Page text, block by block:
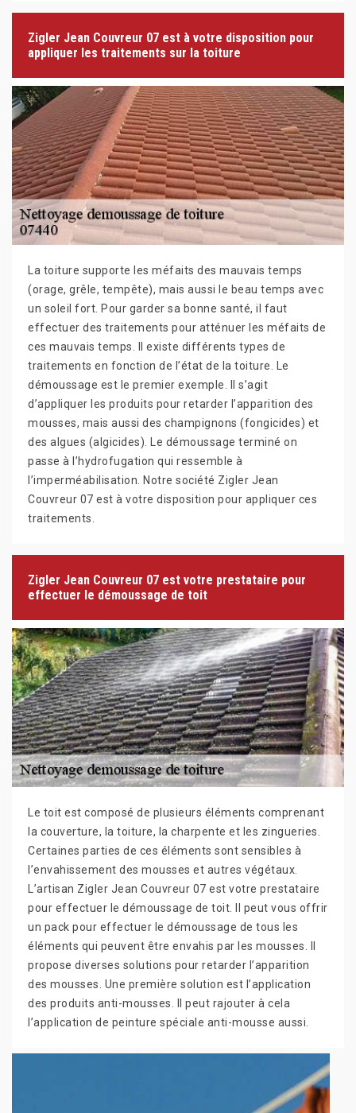
Zigler Jean Couvreur 07 est à votre disposition pour
appliquer les traitements sur la toiture
La toiture supporte les méfaits des mauvais temps
(orage, grêle, tempête), mais aussi le beau temps avec
un soleil fort. Pour garder sa bonne santé, il faut
effectuer des traitements pour atténuer les méfaits de
ces mauvais temps. Il existe différents types de
traitements en fonction de l’état de la toiture. Le
démoussage est le premier exemple. Il s’agit
d’appliquer les produits pour retarder l’apparition des
mousses, mais aussi des champignons (fongicides) et
des algues (algicides). Le démoussage terminé on
passe à l’hydrofugation qui ressemble à
l’imperméabilisation. Notre société Zigler Jean
Couvreur 07 est à votre disposition pour appliquer ces
traitements.
Zigler Jean Couvreur 07 est votre prestataire pour
effectuer le démoussage de toit
Le toit est composé de plusieurs éléments comprenant
la couverture, la toiture, la charpente et les zingueries.
Certaines parties de ces éléments sont sensibles à
l’envahissement des mousses et autres végétaux.
L’artisan Zigler Jean Couvreur 07 est votre prestataire
pour effectuer le démoussage de toit. Il peut vous offrir
un pack pour effectuer le démoussage de tous les
éléments qui peuvent être envahis par les mousses. Il
propose diverses solutions pour retarder l’apparition
des mousses. Une première solution est l’application
des produits anti-mousses. Il peut rajouter à cela
l’application de peinture spéciale anti-mousse aussi.